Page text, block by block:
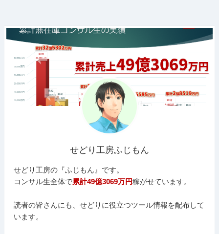
せどり工房ふじもん
せどり工房の『ふじもん』です。
コンサル生全体で累計49億3069万円稼がせています。
読者の皆さんにも、せどりに役立つツール情報を配布して
います。